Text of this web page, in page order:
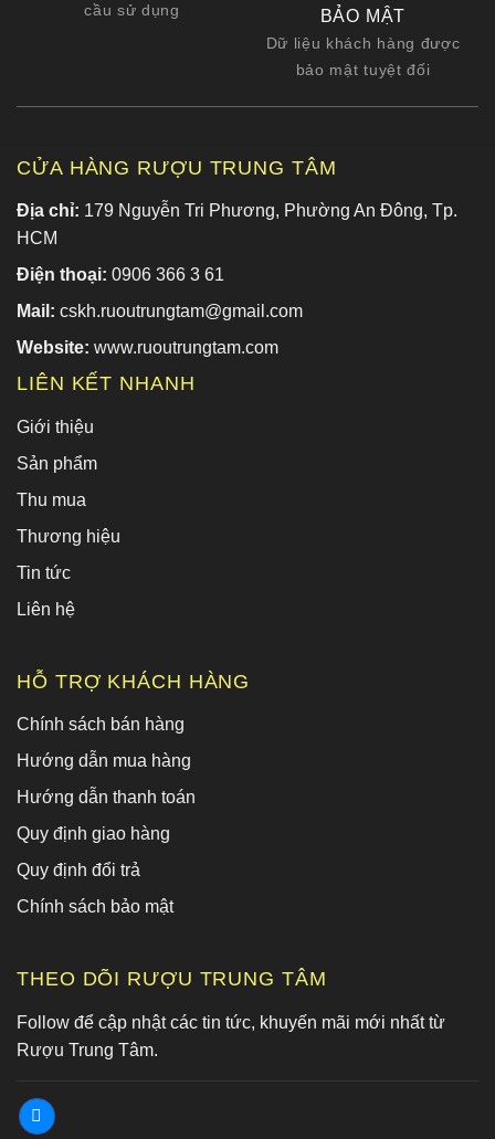
cầu sử dụng
BẢO MẬT
Dữ liệu khách hàng được
bảo mật tuyệt đối
CỬA HÀNG RƯỢU TRUNG TÂM
Địa chỉ: 179 Nguyễn Tri Phương, Phường An Đông, Tp.
HCM
Điện thoại: 0906 366 3 61
Mail: cskh.ruoutrungtam@gmail.com
Website: www.ruoutrungtam.com
LIÊN KẾT NHANH
Giới thiệu
Sản phẩm
Thu mua
Thương hiệu
Tin tức
Liên hệ
HỖ TRỢ KHÁCH HÀNG
Chính sách bán hàng
Hướng dẫn mua hàng
Hướng dẫn thanh toán
Quy định giao hàng
Quy định đổi trả
Chính sách bảo mật
THEO DÕI RƯỢU TRUNG TÂM
Follow để cập nhật các tin tức, khuyến mãi mới nhất từ
Rượu Trung Tâm.